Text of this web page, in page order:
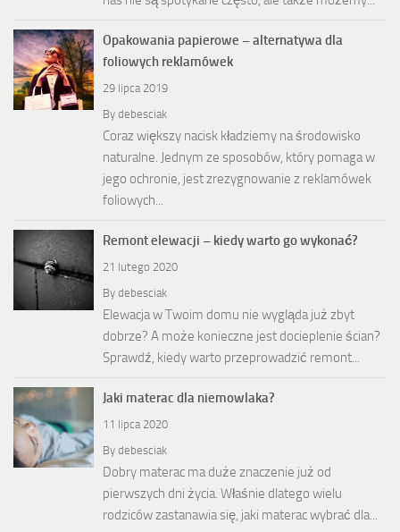
Opakowania papierowe – alternatywa dla
foliowych reklamówek
29 lipca 2019
By debesciak
Coraz większy nacisk kładziemy na środowisko
naturalne. Jednym ze sposobów, który pomaga w
jego ochronie, jest zrezygnowanie z reklamówek
foliowych...
Remont elewacji – kiedy warto go wykonać?
21 lutego 2020
By debesciak
Elewacja w Twoim domu nie wygląda już zbyt
dobrze? A może konieczne jest docieplenie ścian?
Sprawdź, kiedy warto przeprowadzić remont...
Jaki materac dla niemowlaka?
11 lipca 2020
By debesciak
Dobry materac ma duże znaczenie już od
pierwszych dni życia. Właśnie dlatego wielu
rodziców zastanawia się, jaki materac wybrać dla...